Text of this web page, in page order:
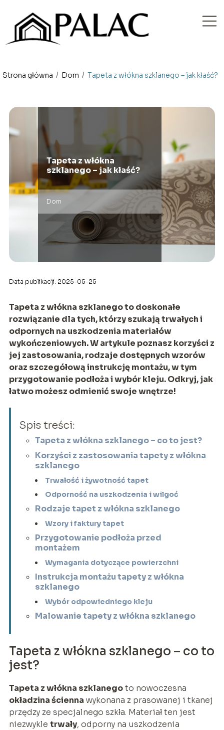
Strona główna / Dom / Tapeta z włókna szklanego – jak kłaść?
Tapeta z włókna
szklanego – jak kłaść?
Dom
Data publikacji: 2025-05-25
Tapeta z włókna szklanego to doskonałe
rozwiązanie dla tych, którzy szukają trwałych i
odpornych na uszkodzenia materiałów
wykończeniowych. W artykule poznasz korzyści z
jej zastosowania, rodzaje dostępnych wzorów
oraz szczegółową instrukcję montażu, w tym
przygotowanie podłoża i wybór kleju. Odkryj, jak
łatwo możesz odmienić swoje wnętrze!
Spis treści:
Tapeta z włókna szklanego – co to jest?
Korzyści z zastosowania tapety z włókna
szklanego
Trwałość i żywotność tapet
Odporność na uszkodzenia i wilgoć
Rodzaje tapet z włókna szklanego
Wzory i faktury tapet
Przygotowanie podłoża przed
montażem
Wymagania dotyczące powierzchni
Instrukcja montażu tapety z włókna
szklanego
Wybór odpowiedniego kleju
Malowanie tapety z włókna szklanego
Tapeta z włókna szklanego – co to
jest?
Tapeta z włókna szklanegoto nowoczesna
okładzina ścienna wykonana z prasowanej i tkanej
przędzy ze specjalnego szkła. Materiał ten jest
niezwykle trwały, odporny na uszkodzenia